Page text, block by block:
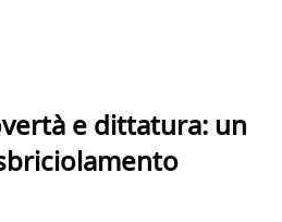
e dittatura: un